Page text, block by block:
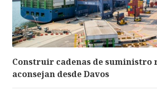
Construir cadenas de suministro
aconsejan desde Davos